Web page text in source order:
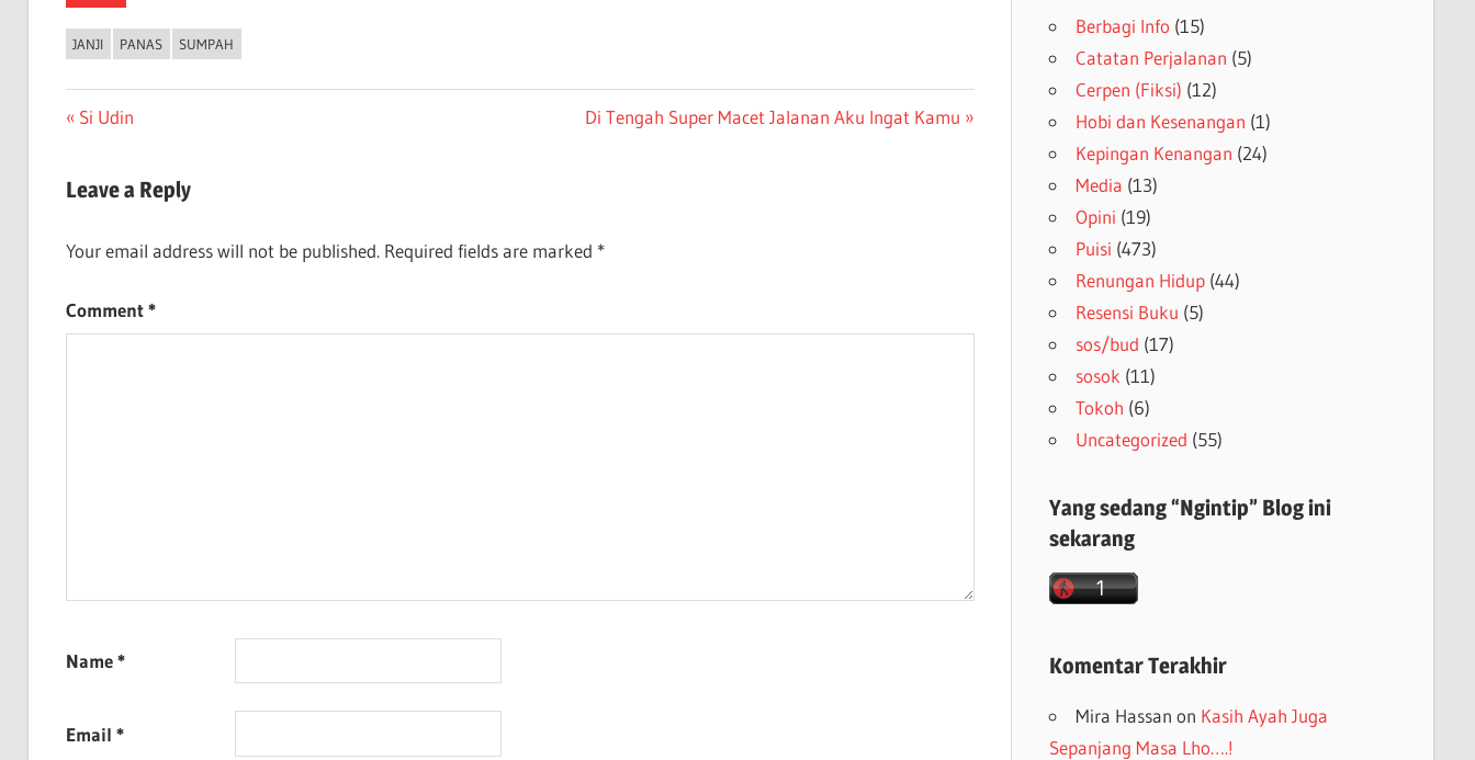
JANJI PANAS SUMPAH
Post
Previous
Si Udin
Next
Di Tengah Super Macet Jalanan Aku Ingat Kamu
Leave a Reply
Your email address will not be published. Required fields are marked *
Comment*
Name*
Email *
Berbagi Info (15)
Catatan Perjalanan (5)
Cerpen (Fiksi) (12)
Hobi dan Kesenangan (1)
Kepingan Kenangan (24)
Media (13)
Opini (19)
Puisi (473)
Renungan Hidup(44)
Resensi Buku (5)
sos/bud (17)
sosok (11)
Tokoh (6)
Uncategorized (55)
Yang sedang “Ngintip” Blog ini
sekarang
Komentar Terakhir
Mira Hassan on Kasih Ayah Juga
Sepanjang Masa Lho….!